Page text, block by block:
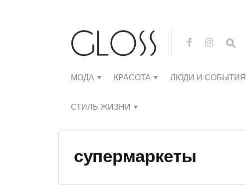
МОДА КРАСОТА ЛЮДИ И СОБЫТИЯ
СТИЛЬ ЖИЗНИ
супермаркеты